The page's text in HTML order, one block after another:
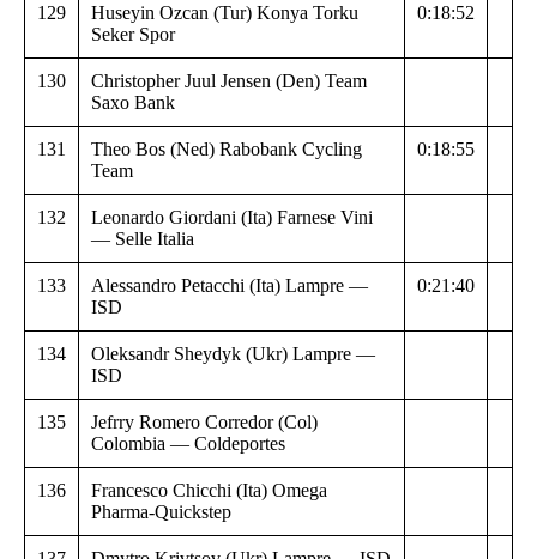
129
Huseyin Ozcan (Tur) Konya Torku
Seker Spor
0:18:52
130
Christopher Juul Jensen (Den) Team
Saxo Bank
131
Theo Bos (Ned) Rabobank Cycling
Team
0:18:55
132
Leonardo Giordani (Ita) Farnese Vini
— Selle Italia
133
Alessandro Petacchi (Ita) Lampre —
ISD
0:21:40
134
Oleksandr Sheydyk (Ukr) Lampre —
ISD
135
Jefrry Romero Corredor (Col)
Colombia — Coldeportes
136
Francesco Chicchi (Ita) Omega
Pharma-Quickstep